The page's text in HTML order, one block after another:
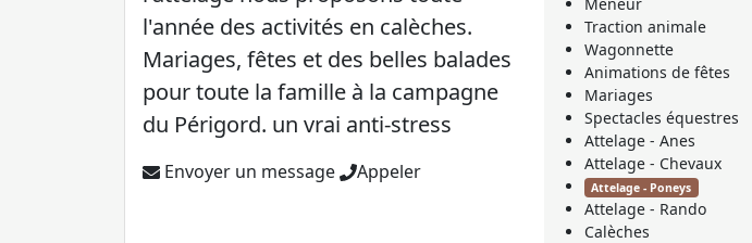
l'année des activités en calèches.
Mariages, fêtes et des belles balades
pour toute la famille à la campagne
du Périgord. un vrai anti-stress
Envoyer un message Appeler
Traction animale
Wagonnette
Animations de fêtes
Mariages
Spectacles équestres
Attelage - Anes
Attelage - Chevaux
Attelage - Poneys
Attelage - Rando
Calèches